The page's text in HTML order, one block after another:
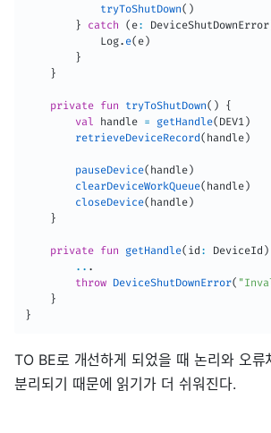
tryToShutDown( )
}
catch ( e: DeviceShutDownError
            Log
. e( e )
}
}
private fun tryToShutDown( )
{
val handle = getHandle( DEV1 )
retrieveDeviceRecord ( handle )
pauseDevice( handle )
clearDeviceWorkQueue( handle )
closeDevice( handle )
}
private fun getHandle( id : DeviceId )
.. .
throw DeviceShutDownError(
}
}
TO BE로 개선하게 되었을 때 논리와 오류
분리되기 때문에 읽기가 더 쉬워진다.